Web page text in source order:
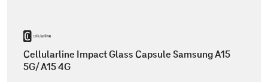
Cellularline Impact Glass Capsule Samsung A15
5G/ A15 4G